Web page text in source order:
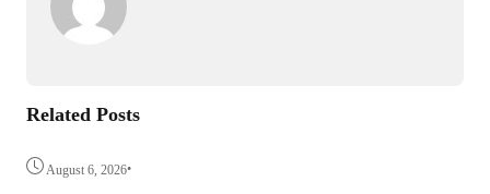
Related Posts
August 6, 2026•